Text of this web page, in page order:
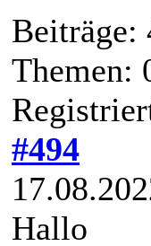
Beiträge:
Themen:
#494
Hallo